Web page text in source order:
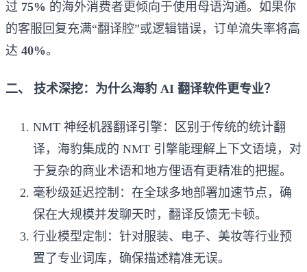
过 75% 的海外消费者更倾向于使用母语沟通。如果你
的客服回复充满“翻译腔”或逻辑错误，订单流失率将高
达 40%。
二、 技术深挖：为什么海豹 AI 翻译软件更专业？
NMT 神经机器翻译引擎：区别于传统的统计翻
译，海豹集成的 NMT 引擎能理解上下文语境，对
于复杂的商业术语和地方俚语有更精准的把握。
毫秒级延迟控制：在全球多地部署加速节点，确
保在大规模并发聊天时，翻译反馈无卡顿。
行业模型定制：针对服装、电子、美妆等行业预
置了专业词库，确保描述精准无误。